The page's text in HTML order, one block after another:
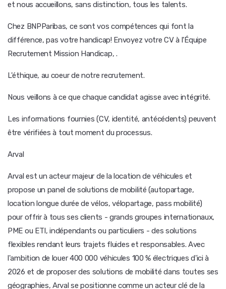
et nous accueillons, sans distinction, tous les talents.
Chez BNPParibas, ce sont vos compétences qui font la
différence, pas votre handicap! Envoyez votre CV à l'Équipe
Recrutement Mission Handicap, .
L'éthique, au coeur de notre recrutement.
Nous veillons à ce que chaque candidat agisse avec intégrité.
Les informations fournies (CV, identité, antécédents) peuvent
être vérifiées à tout moment du processus.
Arval
Arval est un acteur majeur de la location de véhicules et
propose un panel de solutions de mobilité (autopartage,
location longue durée de vélos, vélopartage, pass mobilité)
pour offrir à tous ses clients - grands groupes internationaux,
PME ou ETI, indépendants ou particuliers - des solutions
flexibles rendant leurs trajets fluides et responsables. Avec
l'ambition de louer 400 000 véhicules 100 % électriques d'ici à
2026 et de proposer des solutions de mobilité dans toutes ses
géographies, Arval se positionne comme un acteur clé de la